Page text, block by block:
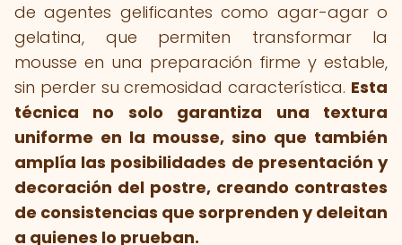
de agentes gelificantes como agar-agar o
gelatina, que permiten transformar la
mousse en una preparación firme y estable,
sin perder su cremosidad característica. Esta
técnica no solo garantiza una textura
uniforme en la mousse, sino que también
amplía las posibilidades de presentación y
decoración del postre, creando contrastes
de consistencias que sorprenden y deleitan
a quienes lo prueban.